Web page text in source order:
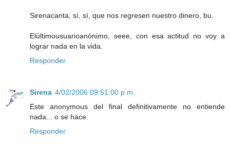
Sirenacanta, sí, sí, que nos regresen nuestro dinero, bu.
Elúltimousuarioanónimo, seee, con esa actitud no voy a
lograr nada en la vida.
Responder
Sirena 4/02/2006 09:51:00 p.m.
Este anonymous del final definitivamente no entiende
nada... o se hace.
Responder